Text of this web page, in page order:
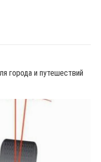
города и путешествий